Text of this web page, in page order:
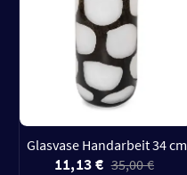
Glasvase Handarbeit 34 cm
11,13 € 35,00 €